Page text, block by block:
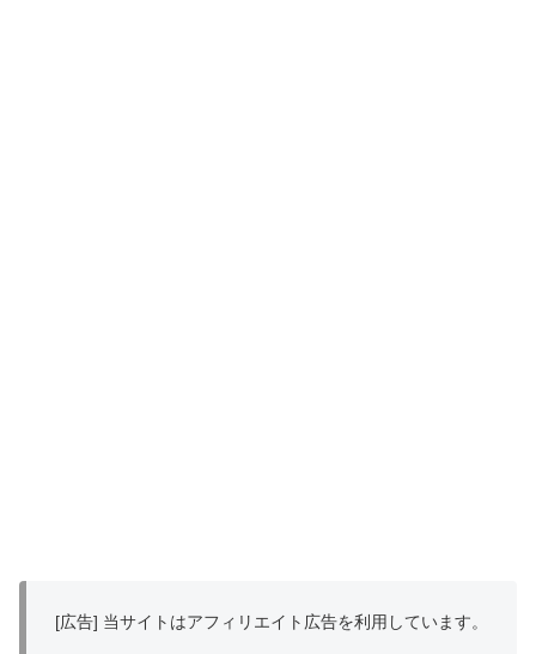
[広告] 当サイトはアフィリエイト広告を利用しています。